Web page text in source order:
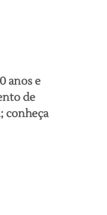
anos e
de
conheça